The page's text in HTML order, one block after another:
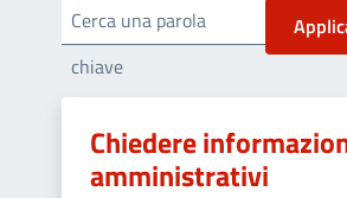
Cerca una parola
chiave
Chiedere
amministrativi